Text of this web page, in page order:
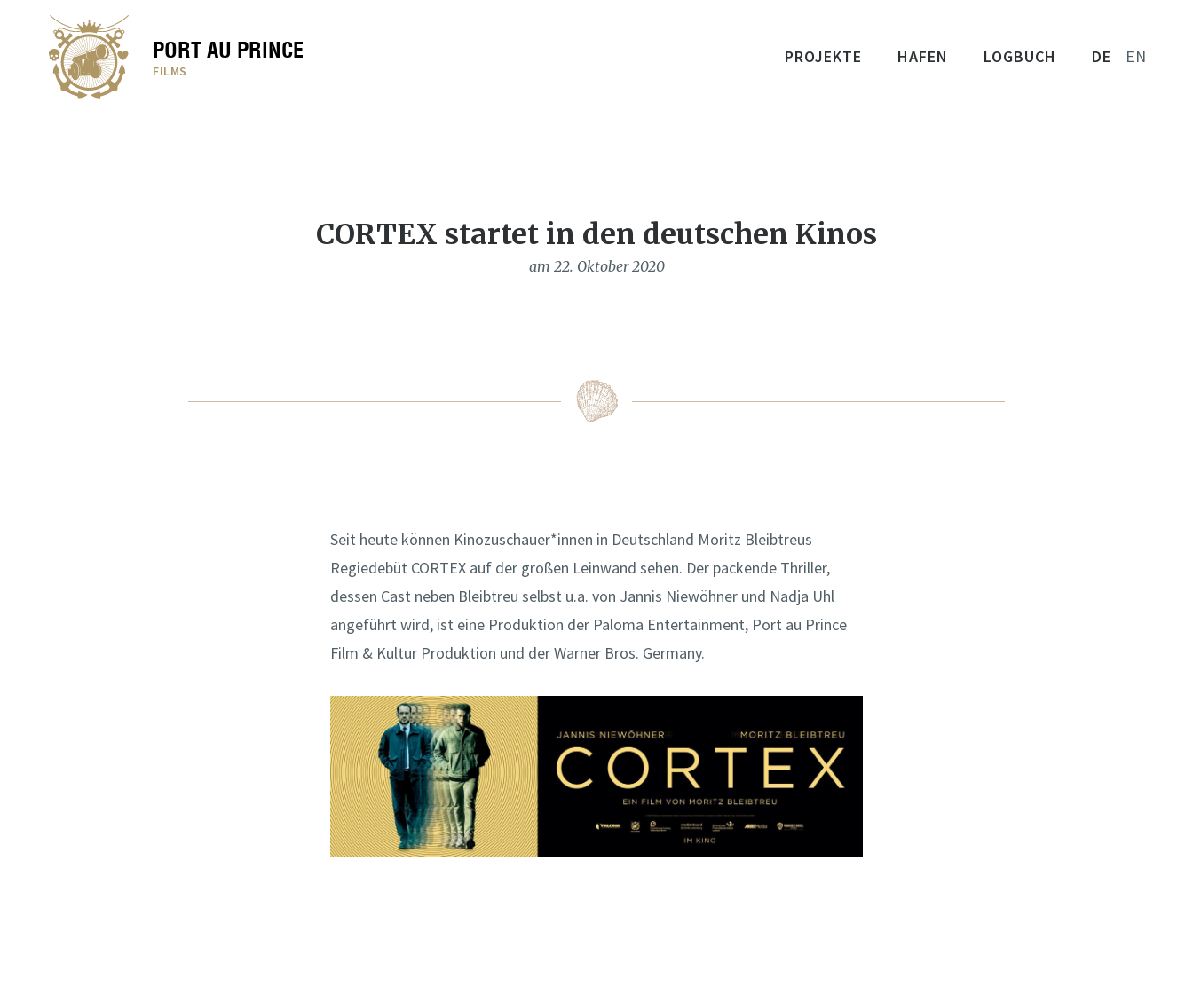
PORT AU PRINCE
FILMS
PROJEKTE HAFEN LOGBUCH DE EN
CORTEX startet in den deutschen Kinos
am 22. Oktober 2020
Seit heute können Kinozuschauer*innen in Deutschland Moritz Bleibtreus
Regiedebüt CORTEX auf der großen Leinwand sehen. Der packende Thriller,
dessen Cast neben Bleibtreu selbst u.a. von Jannis Niewöhner und Nadja Uhl
angeführt wird, ist eine Produktion der Paloma Entertainment, Port au Prince
Film & Kultur Produktion und der Warner Bros. Germany.